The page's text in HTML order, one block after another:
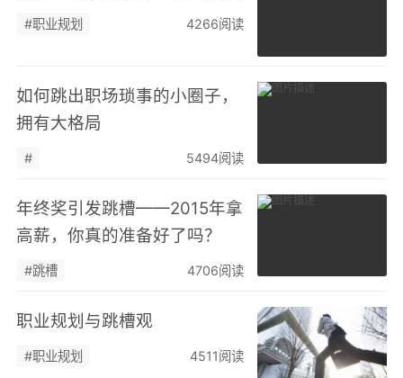
#职业规划 4266阅读
如何跳出职场琐事的小圈子，
拥有大格局
# 5494阅读
年终奖引发跳槽——2015年拿
高薪，你真的准备好了吗？
#跳槽 4706阅读
职业规划与跳槽观
#职业规划 4511阅读